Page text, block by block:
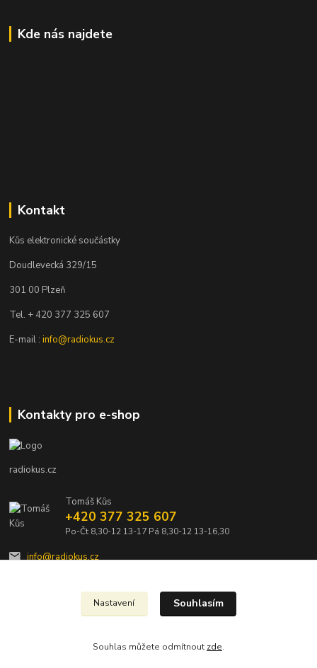
Kde nás najdete
Kontakt
Kůs elektronické součástky
Doudlevecká 329/15
301 00 Plzeň
Tel. + 420 377 325 607
E-mail :info@radiokus.cz
Kontakty pro e-shop
radiokus.cz
Tomáš Kůs
+420 377 325 607
Po-Čt 8,30-12 13-17 Pá 8,30-12 13-16,30
info@radiokus.cz
Nastavení Souhlasím
Souhlas můžete odmítnout zde.